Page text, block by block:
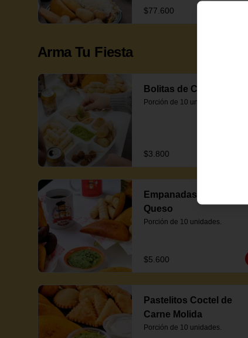
$77.600
Arma Tu Fiesta
Bolitas de Carne
Porción de 10 unidades.
$3.800
Empanadas Coctel de
Queso
Porción de 10 unidades.
$5.600
Pastelitos Coctel de
Carne Molida
Porción de 10 unidades.